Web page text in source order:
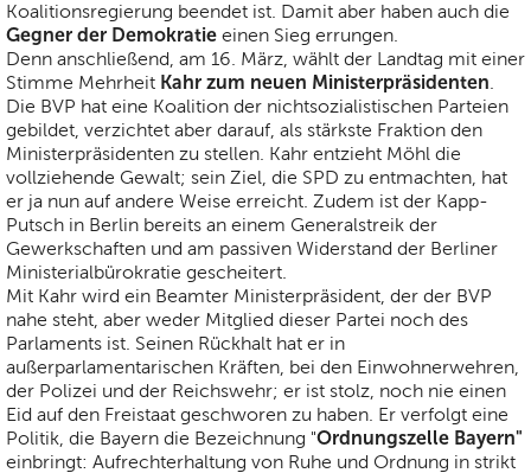
Koalitionsregierung beendet ist. Damit aber haben auch die
Gegner der Demokratie einen Sieg errungen.
Denn anschließend, am 16. März, wählt der Landtag mit einer
Stimme Mehrheit Kahr zum neuen Ministerpräsidenten
Die BVP hat eine Koalition der nichtsozialistischen Parteien
gebildet, verzichtet aber darauf, als stärkste Fraktion den
Ministerpräsidenten zu stellen. Kahr entzieht Möhl die
vollziehende Gewalt; sein Ziel, die SPD zu entmachten, hat
er ja nun auf andere Weise erreicht. Zudem ist der Kapp-
Putsch in Berlin bereits an einem Generalstreik der
Gewerkschaften und am passiven Widerstand der Berliner
Ministerialbürokratie gescheitert.
Mit Kahr wird ein Beamter Ministerpräsident, der der BVP
nahe steht, aber weder Mitglied dieser Partei noch des
Parlaments ist. Seinen Rückhalt hat er in
außerparlamentarischen Kräften, bei den Einwohnerwehren,
der Polizei und der Reichswehr; er ist stolz, noch nie einen
Eid auf den Freistaat geschworen zu haben. Er verfolgt eine
Politik, die Bayern die Bezeichnung "Ordnungszelle Bayern"
einbringt: Aufrechterhaltung von Ruhe und Ordnung in strikt